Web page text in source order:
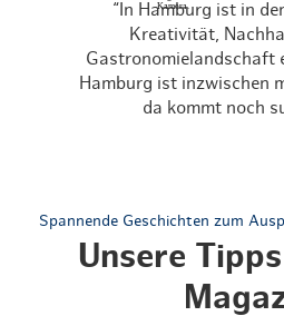
“In Hamburg ist in
Kreativität,
Gastronomielandschaft
Hamburg ist inzwischen
da kommt noch
Spannende Geschichten zum
Unsere